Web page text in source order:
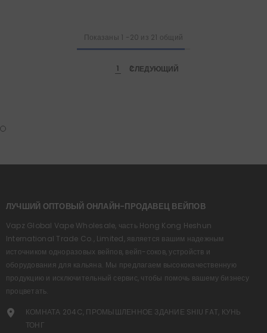
Показаны
1 -20 из 21 общий
1 2
СЛЕДУЮЩИЙ
ЛУЧШИЙ ОПТОВЫЙ ОНЛАЙН-ПРОДАВЕЦ ВЕЙПОВ
Vapz Global Vape Wholesale, часть Hong Kong Heshun
International Trade Co., Limited, является вашим надежным
источником одноразовых вейпов, вейп-соков, устройств и
оборудования для кальяна. Мы предлагаем высококачественную
продукцию и исключительный сервис, чтобы помочь вашему бизнесу
процветать.
КОМНАТА 204C, ПРОМЫШЛЕННОЕ ЗДАНИЕ SHIU FAT, КУНЬ
ТОНГ